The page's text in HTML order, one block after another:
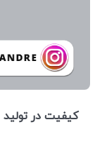
كيفيت در